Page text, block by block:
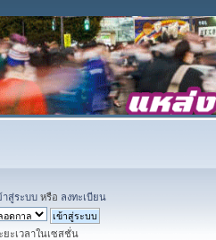
าสู่ระบบ หรือ ลงทะเบียน
ะเวลาในเซสชั่น